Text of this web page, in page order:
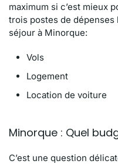
maximum si c’est mieux
trois postes de
séjour à Minorque:
Vols
Logement
Location de voiture
Minorque : Quel
C’est une question